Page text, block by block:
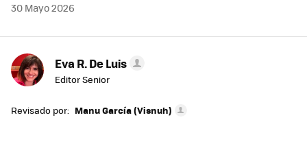
30 Mayo 2026
Eva R. De Luis
Editor Senior
Revisado por: Manu García (Visnuh)